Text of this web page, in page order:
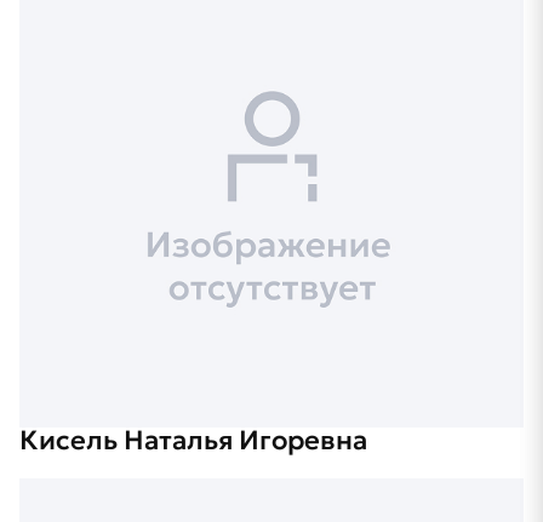
Кисель Наталья Игоревна